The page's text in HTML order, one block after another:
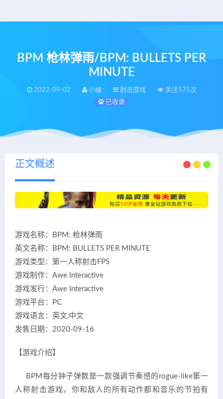
BPM 枪林弹雨/BPM: BULLETS PER
MINUTE
2022-09-02 小编 射击游戏
关注575次
已收录
正文概述
游戏名称：BPM: 枪林弹雨
英文名称：BPM: BULLETS PER MINUTE
游戏类型：第一人称射击FPS
游戏制作：Awe Interactive
游戏发行：Awe Interactive
游戏平台：PC
游戏语言：英文,中文
发售日期：2020-09-16
【游戏介绍】
BPM每分钟子弹数是一款强调节奏感的rogue-like第一
人称射击游戏，你和敌人的所有动作都和音乐的节拍有